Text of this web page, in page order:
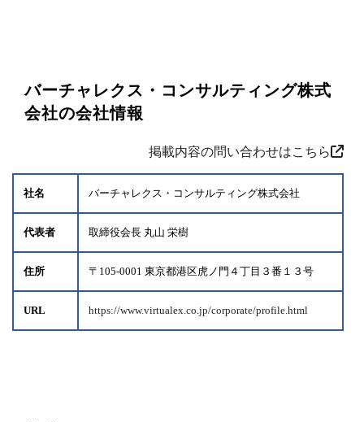
バーチャレクス・コンサルティング株式
会社の会社情報
掲載内容の問い合わせはこちら
社名 バーチャレクス・コンサルティング株式会社
代表者 取締役会長 丸山 栄樹
住所 〒105-0001 東京都港区虎ノ門４丁目３番１３号
URL https://www.virtualex.co.jp/corporate/profile.html